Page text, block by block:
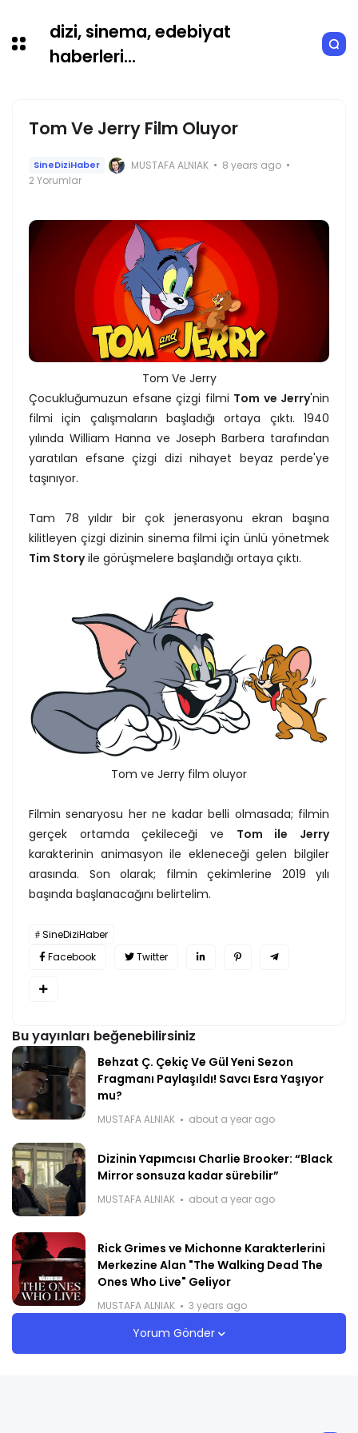
dizi, sinema, edebiyat
haberleri...
Tom Ve Jerry Film Oluyor
SineDiziHaber MUSTAFA ALNIAK
8 years ago
2 Yorumlar
Tom Ve Jerry
Çocukluğumuzun efsane çizgi filmi Tom ve Jerry'nin
filmi için çalışmaların başladığı ortaya çıktı. 1940
yılında William Hanna ve Joseph Barbera tarafından
yaratılan efsane çizgi dizi nihayet beyaz perde'ye
taşınıyor.
Tam 78 yıldır bir çok jenerasyonu ekran başına
kilitleyen çizgi dizinin sinema filmi için ünlü yönetmek
Tim Storyile görüşmelere başlandığı ortaya çıktı.
Tom ve Jerry film oluyor
Filmin senaryosu her ne kadar belli olmasada; filmin
gerçek ortamda çekileceği ve Tom ile Jerry
karakterinin animasyon ile ekleneceği gelen bilgiler
arasında. Son olarak; filmin çekimlerine 2019 yılı
başında başlanacağını belirtelim.
SineDiziHaber
Facebook
Twitter
Bu yayınları beğenebilirsiniz
Behzat Ç. Çekiç Ve Gül Yeni Sezon
Fragmanı Paylaşıldı! Savcı Esra Yaşıyor
mu?
MUSTAFA ALNIAK about a year ago
Dizinin Yapımcısı Charlie Brooker: “Black
Mirror sonsuza kadar sürebilir”
MUSTAFA ALNIAK about a year ago
Rick Grimes ve Michonne Karakterlerini
Merkezine Alan "The Walking Dead The
Ones Who Live" Geliyor
MUSTAFA ALNIAK 3 years ago
Yorum Gönder